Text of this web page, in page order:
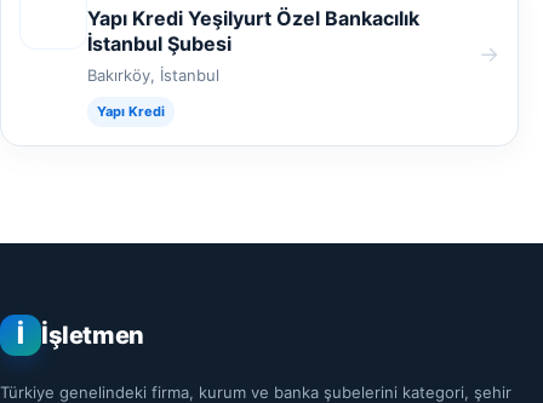
Yapı Kredi Yeşilyurt Özel Bankacılık
İstanbul Şubesi
Bakırköy, İstanbul
Yapı Kredi
→
İ İşletmen
Türkiye genelindeki firma, kurum ve banka şubelerini kategori, şehir